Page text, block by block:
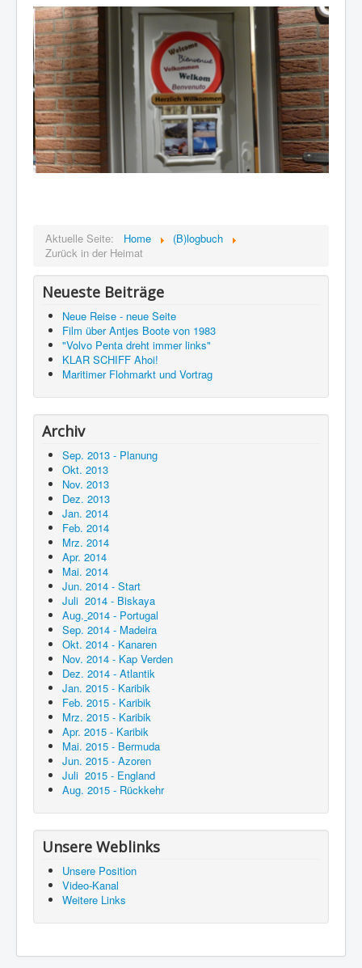
Aktuelle Seite: Home
(B)logbuch
Zurück in der Heimat
Neueste Beiträge
Neue Reise - neue Seite
Film über Antjes Boote von 1983
"Volvo Penta dreht immer links"
KLAR SCHIFF Ahoi!
Maritimer Flohmarkt und Vortrag
Archiv
Sep. 2013 - Planung
Okt. 2013
Nov. 2013
Dez. 2013
Jan. 2014
Feb. 2014
Mrz. 2014
Apr. 2014
Mai. 2014
Jun. 2014 - Start
Juli 2014 - Biskaya
Aug. 2014 - Portugal
Sep. 2014 - Madeira
Okt. 2014 - Kanaren
Nov. 2014 - Kap Verden
Dez. 2014 - Atlantik
Jan. 2015 - Karibik
Feb. 2015 - Karibik
Mrz. 2015 - Karibik
Apr. 2015 - Karibik
Mai. 2015 - Bermuda
Jun. 2015 - Azoren
Juli 2015 - England
Aug. 2015 - Rückkehr
Unsere Weblinks
Unsere Position
Video-Kanal
Weitere Links